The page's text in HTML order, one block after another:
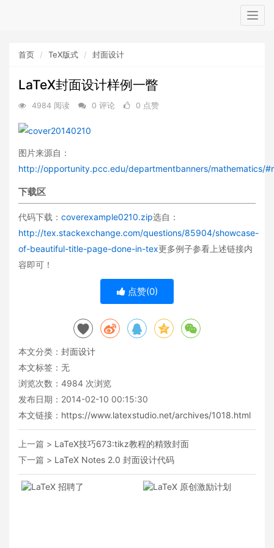
首页 TeX版式 封面设计
LaTeX封面设计样例一瞥
4984 阅读 0 评论 0 点赞
图片来源自：
http://opportunity.pcc.edu/departmentbanners/mathematics/
下载区
代码下载： coverexample0210.zip选自：
http://tex.stackexchange.com/questions/85904/showcase-
of-beautiful-title-page-done-in-tex更多例子参看上述链接内
容即可！
点赞(0)
本文分类： 封面设计
本文标签：无
浏览次数： 4984 次浏览
发布日期：2014-02-10 00:15:30
本文链接： https://www.latexstudio.net/archives/1018.html
上一篇 > LaTeX技巧673:tikz教程的精致封面
下一篇 > LaTeX Notes 2.0 封面设计代码